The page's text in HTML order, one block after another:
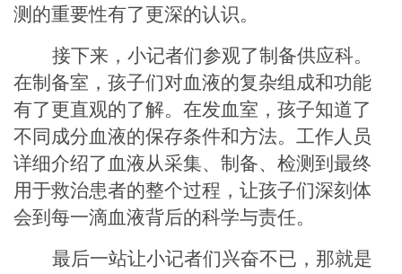
测的重要性有了更深的认识。
接下来，小记者们参观了制备供应科。
在制备室，孩子们对血液的复杂组成和功能
有了更直观的了解。在发血室，孩子知道了
不同成分血液的保存条件和方法。工作人员
详细介绍了血液从采集、制备、检测到最终
用于救治患者的整个过程，让孩子们深刻体
会到每一滴血液背后的科学与责任。
最后一站让小记者们兴奋不已，那就是